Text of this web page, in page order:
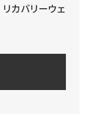
リカバリーウェ